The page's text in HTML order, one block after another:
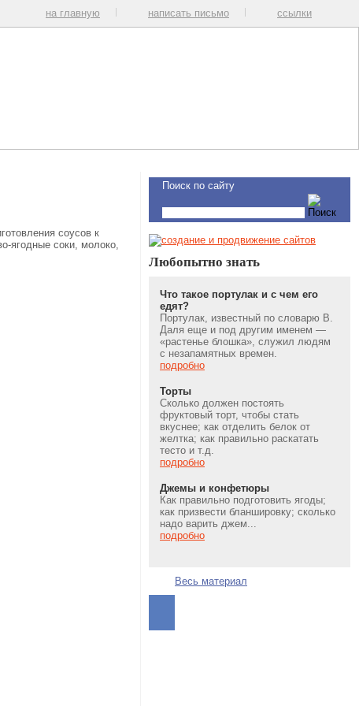
на главную написать письмо
ссылки
соусов к
ягодные соки, молоко,
Поиск по сайту
Любопытно знать
Что такое портулак и с чем его
едят?
Портулак, известный по словарю В.
Даля еще и под другим именем —
«растенье блошка», служил людям
с незапамятных времен.
подробно
Торты
Сколько должен постоять
фруктовый торт, чтобы стать
вкуснее; как отделить белок от
желтка; как правильно раскатать
тесто и т.д.
подробно
Джемы и конфетюры
Как правильно подготовить ягоды;
как призвести бланшировку; сколько
надо варить джем...
подробно
Весь материал